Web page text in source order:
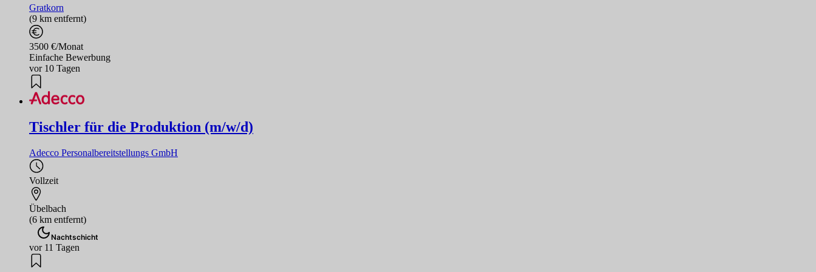
Gratkorn
(9 km entfernt)
3500 €/Monat
Einfache Bewerbung
vor 10 Tagen
Tischler für die Produktion (m/w/d)
Adecco Personalbereitstellungs GmbH
Vollzeit
Übelbach
(6 km entfernt)
Nachtschicht
vor 11 Tagen